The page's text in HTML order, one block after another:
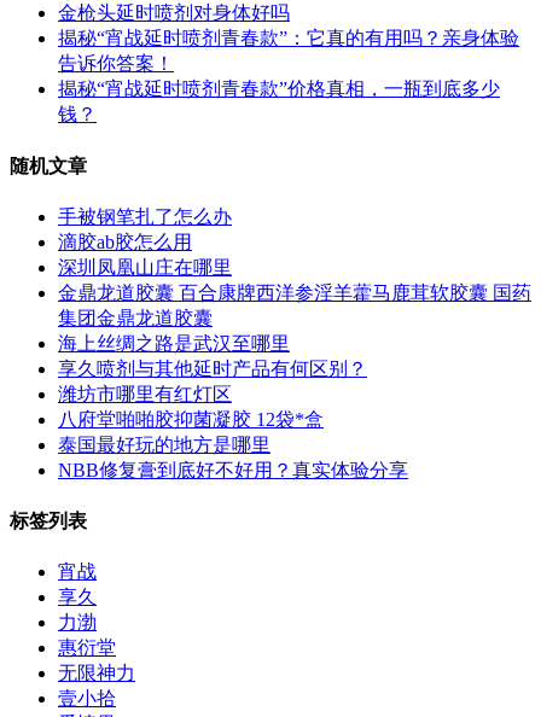
金枪头延时喷剂对身体好吗
揭秘“宵战延时喷剂青春款”：它真的有用吗？亲身体验
告诉你答案！
揭秘“宵战延时喷剂青春款”价格真相，一瓶到底多少
钱？
随机文章
手被钢笔扎了怎么办
滴胶ab胶怎么用
深圳凤凰山庄在哪里
金鼎龙道胶囊 百合康牌西洋参淫羊藿马鹿茸软胶囊 国药
集团金鼎龙道胶囊
海上丝绸之路是武汉至哪里
享久喷剂与其他延时产品有何区别？
潍坊市哪里有红灯区
八府堂啪啪胶抑菌凝胶 12袋*盒
泰国最好玩的地方是哪里
NBB修复膏到底好不好用？真实体验分享‌
标签列表
宵战
享久
力渤
惠衍堂
无限神力
壹小拾